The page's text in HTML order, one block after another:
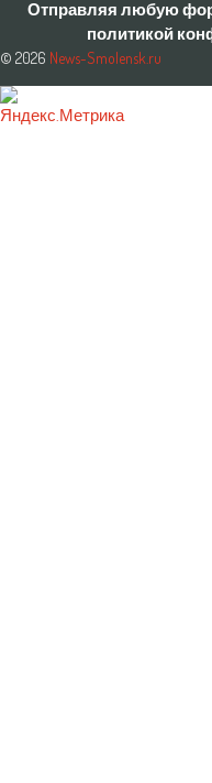
Отправляя любую
политикой
© 2026 News-Smolensk.ru